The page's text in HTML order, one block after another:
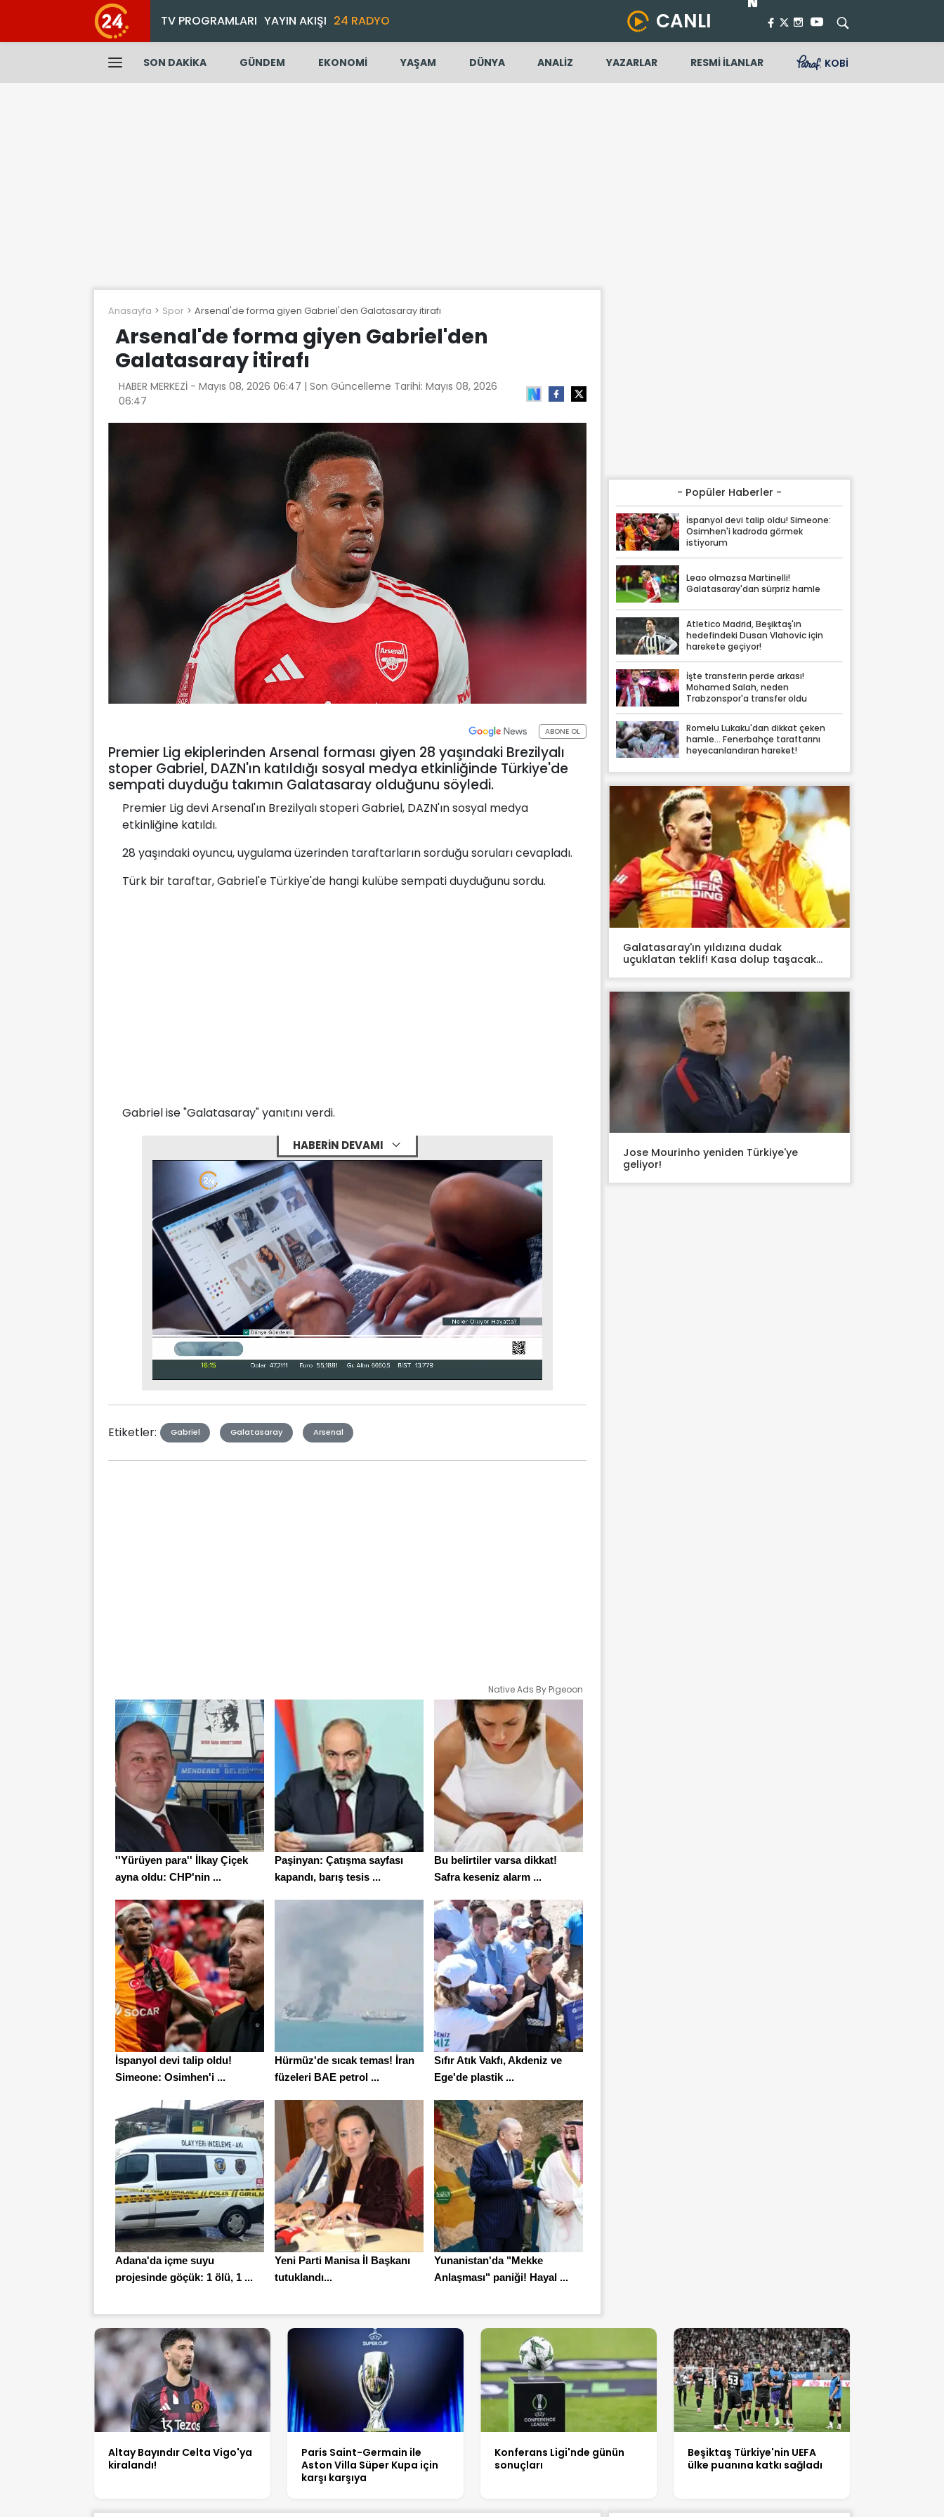
TV PROGRAMLARI YAYIN AKIŞI 24 RADYO CANLI
SON DAKİKA GÜNDEM EKONOMİ YAŞAM DÜNYA ANALİZ YAZARLAR RESMİ İLANLAR KOBİ
Anasayfa Spor Arsenal'de forma giyen Gabriel'den Galatasaray itirafı
Arsenal'de forma giyen Gabriel'den
Galatasaray itirafı
HABER MERKEZİ - Mayıs 08, 2026 06:47 | Son Güncelleme Tarihi: Mayıs 08, 2026
06:47
ABONE OL
Premier Lig ekiplerinden Arsenal forması giyen 28 yaşındaki Brezilyalı
stoper Gabriel, DAZN'ın katıldığı sosyal medya etkinliğinde Türkiye'de
sempati duyduğu takımın Galatasaray olduğunu söyledi.
Premier Lig devi Arsenal'ın Brezilyalı stoperi Gabriel, DAZN'ın sosyal medya
etkinliğine katıldı.
28 yaşındaki oyuncu, uygulama üzerinden taraftarların sorduğu soruları cevapladı.
Türk bir taraftar, Gabriel'e Türkiye'de hangi kulübe sempati duyduğunu sordu.
Gabriel ise "Galatasaray" yanıtını verdi.
HABERİN DEVAMI
Stream
Etiketler: Gabriel Galatasaray Arsenal
Native Ads By Pigeoon
''Yürüyen para'' İlkay Çiçek
ayna oldu: CHP'nin ...
Paşinyan: Çatışma sayfası
kapandı, barış tesis ...
Bu belirtiler varsa dikkat!
Safra keseniz alarm ...
İspanyol devi talip oldu!
Simeone: Osimhen'i ...
Hürmüz'de sıcak temas! İran
füzeleri BAE petrol ...
Sıfır Atık Vakfı, Akdeniz ve
Ege'de plastik ...
Adana'da içme suyu
projesinde göçük: 1 ölü, 1 ...
Yeni Parti Manisa İl Başkanı
tutuklandı...
Yunanistan'da "Mekke
Anlaşması" paniği! Hayal ...
- Popüler Haberler -
İspanyol devi talip oldu! Simeone:
Osimhen'i kadroda görmek
istiyorum
Leao olmazsa Martinelli!
Galatasaray'dan sürpriz hamle
Atletico Madrid, Beşiktaş'ın
hedefindeki Dusan Vlahovic için
harekete geçiyor!
İşte transferin perde arkası!
Mohamed Salah, neden
Trabzonspor'a transfer oldu
Romelu Lukaku'dan dikkat çeken
hamle... Fenerbahçe taraftarını
heyecanlandıran hareket!
Galatasaray'ın yıldızına dudak
uçuklatan teklif! Kasa dolup taşacak...
Jose Mourinho yeniden Türkiye'ye
geliyor!
Altay Bayındır Celta Vigo'ya
kiralandı!
Paris Saint-Germain ile
Aston Villa Süper Kupa için
karşı karşıya
Konferans Ligi'nde günün
sonuçları
Beşiktaş Türkiye'nin UEFA
ülke puanına katkı sağladı